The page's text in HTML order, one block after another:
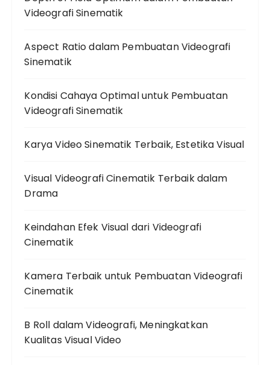
Videografi Sinematik
Aspect Ratio dalam Pembuatan Videografi
Sinematik
Kondisi Cahaya Optimal untuk Pembuatan
Videografi Sinematik
Karya Video Sinematik Terbaik, Estetika Visual
Visual Videografi Cinematik Terbaik dalam
Drama
Keindahan Efek Visual dari Videografi
Cinematik
Kamera Terbaik untuk Pembuatan Videografi
Cinematik
B Roll dalam Videografi, Meningkatkan
Kualitas Visual Video